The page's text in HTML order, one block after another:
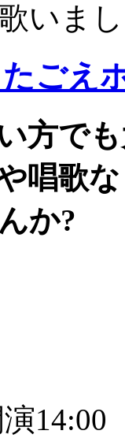
いま
ごえ
方で
唱歌
か?
14:00